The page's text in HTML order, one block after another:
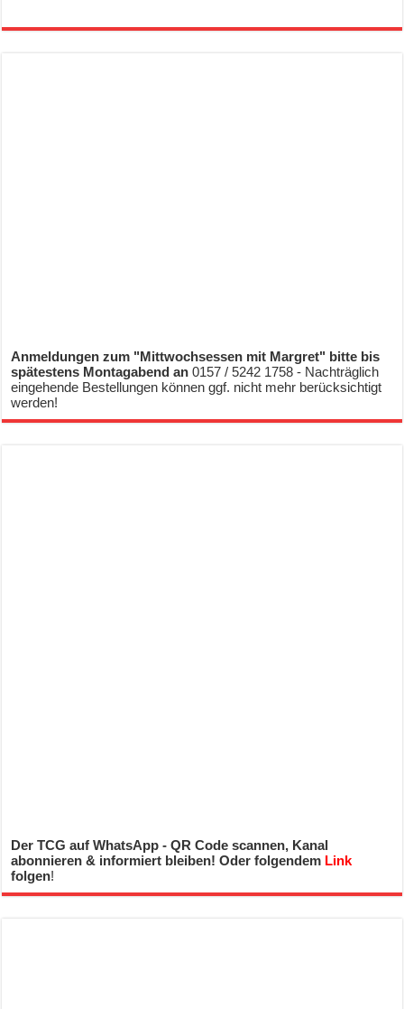
Anmeldungen zum "Mittwochsessen mit Margret" bitte bis
spätestens Montagabend an0157 / 5242 1758 - Nachträglich
eingehende Bestellungen können ggf. nicht mehr berücksichtigt
werden!
Der TCG auf WhatsApp - QR Code scannen, Kanal
abonnieren & informiert bleiben! Oder folgendem Link
folgen!